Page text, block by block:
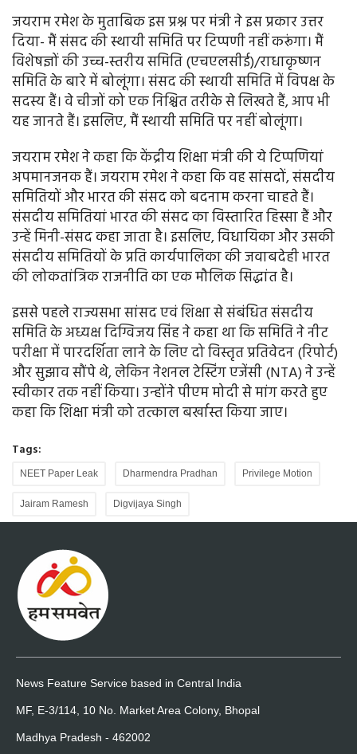
जयराम रमेश के मुताबिक इस प्रश्न पर मंत्री ने इस प्रकार उत्तर
दिया- मैं संसद की स्थायी समिति पर टिप्पणी नहीं करूंगा। मैं
विशेषज्ञों की उच्च-स्तरीय समिति (एचएलसीई)/राधाकृष्णन
समिति के बारे में बोलूंगा। संसद की स्थायी समिति में विपक्ष के
सदस्य हैं। वे चीजों को एक निश्चित तरीके से लिखते हैं, आप भी
यह जानते हैं। इसलिए, मैं स्थायी समिति पर नहीं बोलूंगा।
जयराम रमेश ने कहा कि केंद्रीय शिक्षा मंत्री की ये टिप्पणियां
अपमानजनक हैं। जयराम रमेश ने कहा कि वह सांसदों, संसदीय
समितियों और भारत की संसद को बदनाम करना चाहते हैं।
संसदीय समितियां भारत की संसद का विस्तारित हिस्सा हैं और
उन्हें मिनी-संसद कहा जाता है। इसलिए, विधायिका और उसकी
संसदीय समितियों के प्रति कार्यपालिका की जवाबदेही भारत
की लोकतांत्रिक राजनीति का एक मौलिक सिद्धांत है।
इससे पहले राज्यसभा सांसद एवं शिक्षा से संबंधित संसदीय
समिति के अध्यक्ष दिग्विजय सिंह ने कहा था कि समिति ने नीट
परीक्षा में पारदर्शिता लाने के लिए दो विस्तृत प्रतिवेदन (रिपोर्ट)
और सुझाव सौंपे थे, लेकिन नेशनल टेस्टिंग एजेंसी (NTA) ने उन्हें
स्वीकार तक नहीं किया। उन्होंने पीएम मोदी से मांग करते हुए
कहा कि शिक्षा मंत्री को तत्काल बर्खास्त किया जाए।
Tags:
NEET Paper Leak Dharmendra Pradhan Privilege Motion
Jairam Ramesh Digvijaya Singh
News Feature Service based in Central India
MF, E-3/114, 10 No. Market Area Colony, Bhopal
Madhya Pradesh - 462002